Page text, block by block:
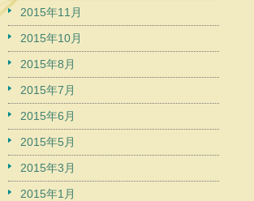
2015年11月
2015年10月
2015年8月
2015年7月
2015年6月
2015年5月
2015年3月
2015年1月